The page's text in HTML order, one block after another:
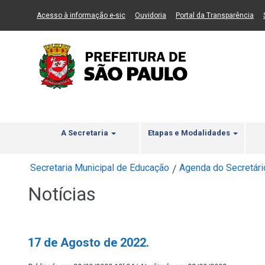
Ir ao Conteúdo Ir para menu principal 2 Ir para busca
Acesso à informação e-sic(Link para um novo sítio)
Ouvidoria (Link para um novo sítio)
Portal da Transparência
A Secretaria Etapas e Modalidades
Secretaria Municipal de Educação / Agenda do
Notícias
17 de Agosto de 2022.